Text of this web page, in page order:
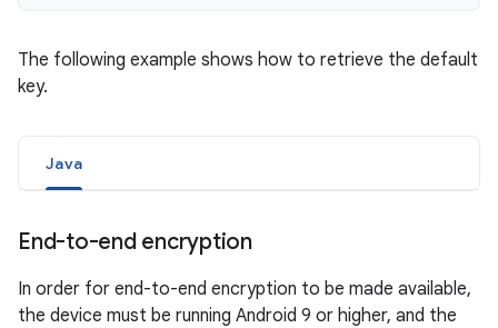
The following example shows how to retrieve the default
key.
Java
End-to-end encryption
In order for end-to-end encryption to be made available,
the device must be running Android 9 or higher, and the